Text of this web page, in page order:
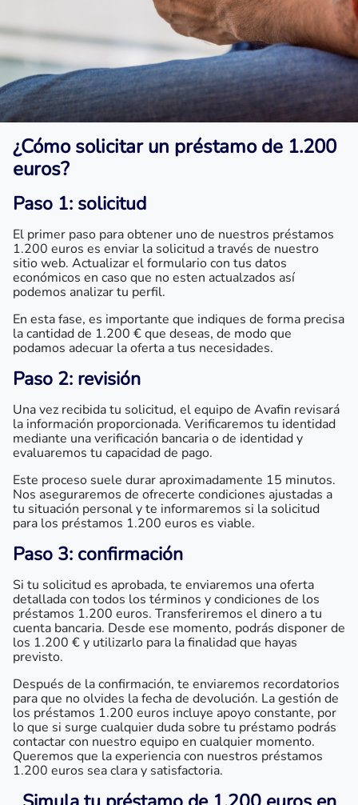
¿Cómo solicitar un préstamo de 1.200
euros?
Paso 1: solicitud
El primer paso para obtener uno de nuestros préstamos
1.200 euros es enviar la solicitud a través de nuestro
sitio web. Actualizar el formulario con tus datos
económicos en caso que no esten actualzados así
podemos analizar tu perfil.
En esta fase, es importante que indiques de forma precisa
la cantidad de 1.200 € que deseas, de modo que
podamos adecuar la oferta a tus necesidades.
Paso 2: revisión
Una vez recibida tu solicitud, el equipo de Avafin revisará
la información proporcionada. Verificaremos tu identidad
mediante una verificación bancaria o de identidad y
evaluaremos tu capacidad de pago.
Este proceso suele durar aproximadamente 15 minutos.
Nos aseguraremos de ofrecerte condiciones ajustadas a
tu situación personal y te informaremos si la solicitud
para los préstamos 1.200 euros es viable.
Paso 3: confirmación
Si tu solicitud es aprobada, te enviaremos una oferta
detallada con todos los términos y condiciones de los
préstamos 1.200 euros. Transferiremos el dinero a tu
cuenta bancaria. Desde ese momento, podrás disponer de
los 1.200 € y utilizarlo para la finalidad que hayas
previsto.
Después de la confirmación, te enviaremos recordatorios
para que no olvides la fecha de devolución. La gestión de
los préstamos 1.200 euros incluye apoyo constante, por
lo que si surge cualquier duda sobre tu préstamo podrás
contactar con nuestro equipo en cualquier momento.
Queremos que la experiencia con nuestros préstamos
1.200 euros sea clara y satisfactoria.